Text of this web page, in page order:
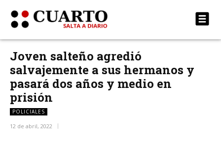
Joven salteño agredió
salvajemente a sus hermanos y
pasará dos años y medio en
prisión
POLICIALES
12 de abril, 2022